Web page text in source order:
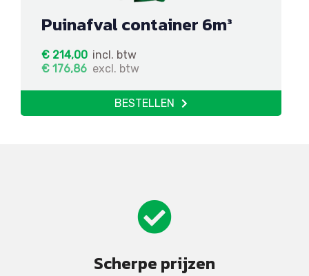
Puinafval container 6m³
€ 214,00 incl. btw
€ 176,86 excl. btw
BESTELLEN
Scherpe prijzen